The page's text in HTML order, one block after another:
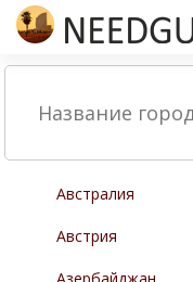
Австралия
Австрия